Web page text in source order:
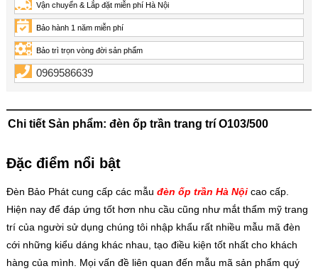
Vận chuyển & Lắp đặt miễn phí Hà Nội
Bảo hành 1 năm miễn phí
Bảo trì trọn vòng đời sản phẩm
0969586639
Chi tiết Sản phẩm: đèn ốp trần trang trí O103/500
Đặc điểm nổi bật
Đèn Bảo Phát cung cấp các mẫu đèn ốp trần Hà Nộicao cấp.
Hiện nay để đáp ứng tốt hơn nhu cầu cũng như mắt thẩm mỹ trang
trí của người sử dụng chúng tôi nhập khẩu rất nhiều mẫu mã đèn
cới những kiểu dáng khác nhau, tạo điều kiện tốt nhất cho khách
hàng của mình. Mọi vấn đề liên quan đến mẫu mã sản phẩm quý